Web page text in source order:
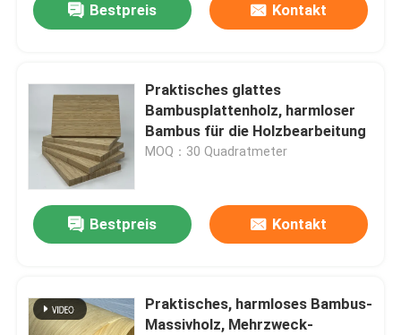
Bestpreis Kontakt
Praktisches glattes
Bambusplattenholz, harmloser
Bambus für die Holzbearbeitung
MOQ：30 Quadratmeter
Bestpreis Kontakt
Praktisches, harmloses Bambus-
Massivholz, Mehrzweck-